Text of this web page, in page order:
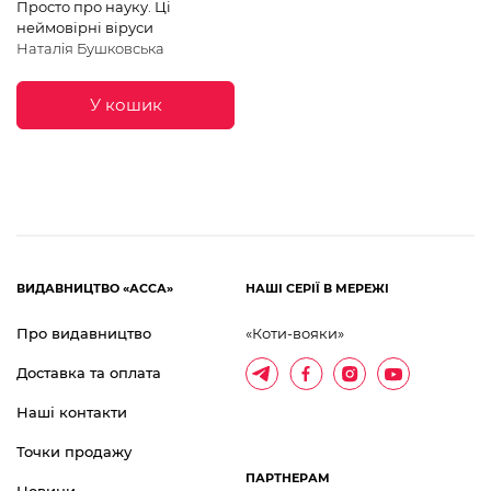
Просто про науку. Ці
неймовірні віруси
Наталія Бушковська
У кошик
ВИДАВНИЦТВО «АССА»
Про видавництво
Доставка та оплата
Наші контакти
Точки продажу
НАШІ СЕРІЇ В МЕРЕЖІ
«Коти-вояки»
ПАРТНЕРАМ